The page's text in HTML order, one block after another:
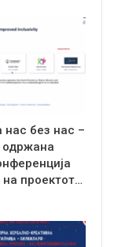
нас без нас –
проектот…